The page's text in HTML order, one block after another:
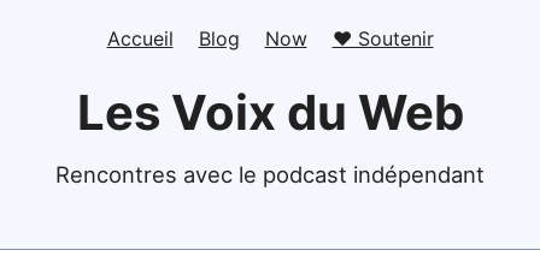
Accueil Blog Now ❤️ Soutenir
Les Voix du Web
Rencontres avec le podcast indépendant